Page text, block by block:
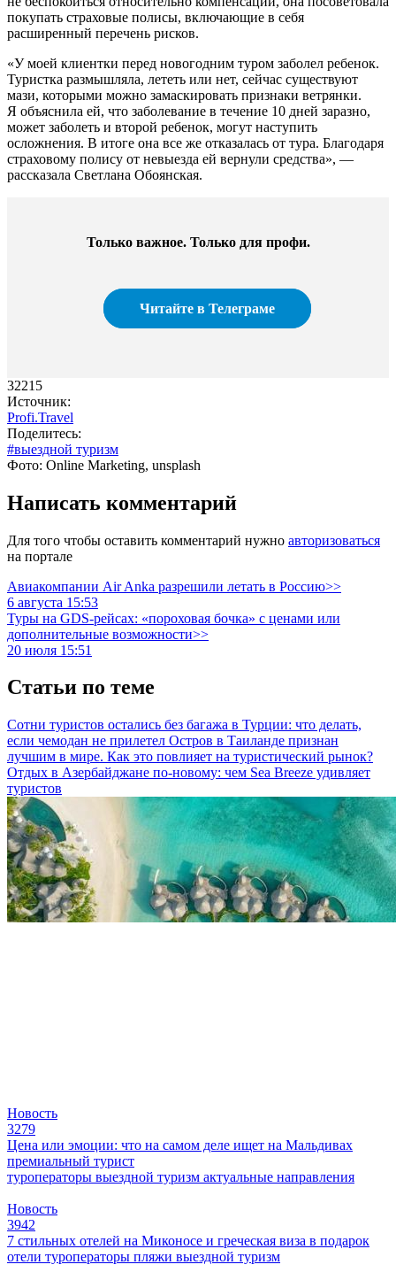
покупать страховые полисы, включающие в себя
расширенный перечень рисков.
«У моей клиентки перед новогодним туром заболел ребенок.
Туристка размышляла, лететь или нет, сейчас существуют
мази, которыми можно замаскировать признаки ветрянки.
Я объяснила ей, что заболевание в течение 10 дней заразно,
может заболеть и второй ребенок, могут наступить
осложнения. В итоге она все же отказалась от тура. Благодаря
страховому полису от невыезда ей вернули средства», —
рассказала Светлана Обоянская.
Только важное. Только для профи.​
Читайте в Телеграме
32215
Источник:
Profi.Travel
Поделитесь:
#выездной туризм
Фото: Online Marketing, unsplash
Написать комментарий
Для того чтобы оставить комментарий нужно авторизоваться
на портале
Авиакомпании Air Anka разрешили летать в Россию>>
6 августа 15:53
Туры на GDS-рейсах: «пороховая бочка» с ценами или
дополнительные возможности>>
20 июля 15:51
Статьи по теме
Сотни туристов остались без багажа в Турции: что делать,
если чемодан не прилетел Остров в Таиланде признан
лучшим в мире. Как это повлияет на туристический рынок?
Отдых в Азербайджане по-новому: чем Sea Breeze удивляет
туристов
Новость
3279
Цена или эмоции: что на самом деле ищет на Мальдивах
премиальный турист
туроператоры выездной туризм актуальные направления
Новость
3942
7 стильных отелей на Миконосе и греческая виза в подарок
отели туроператоры пляжи выездной туризм